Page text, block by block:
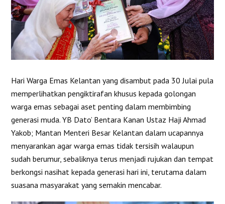
Hari Warga Emas Kelantan yang disambut pada 30 Julai pula
memperlihatkan pengiktirafan khusus kepada golongan
warga emas sebagai aset penting dalam membimbing
generasi muda. YB Dato’ Bentara Kanan Ustaz Haji Ahmad
Yakob; Mantan Menteri Besar Kelantan dalam ucapannya
menyarankan agar warga emas tidak tersisih walaupun
sudah berumur, sebaliknya terus menjadi rujukan dan tempat
berkongsi nasihat kepada generasi hari ini, terutama dalam
suasana masyarakat yang semakin mencabar.